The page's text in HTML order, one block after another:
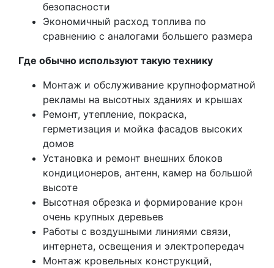
безопасности
Экономичный расход топлива по
сравнению с аналогами большего размера
Где обычно используют такую технику
Монтаж и обслуживание крупноформатной
рекламы на высотных зданиях и крышах
Ремонт, утепление, покраска,
герметизация и мойка фасадов высоких
домов
Установка и ремонт внешних блоков
кондиционеров, антенн, камер на большой
высоте
Высотная обрезка и формирование крон
очень крупных деревьев
Работы с воздушными линиями связи,
интернета, освещения и электропередач
Монтаж кровельных конструкций,